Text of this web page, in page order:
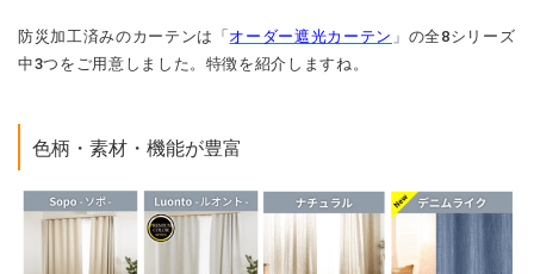
防災加工済みのカーテンは「 オーダー遮光カーテン 」の全8シリーズ
中3つをご用意しました。特徴を紹介しますね。
色柄・素材・機能が豊富